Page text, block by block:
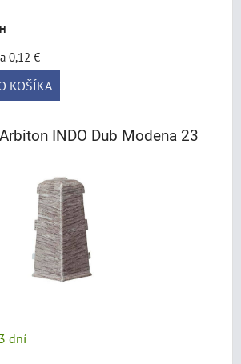
0,12 €
KOŠÍKA
INDO Dub Modena 23
dní